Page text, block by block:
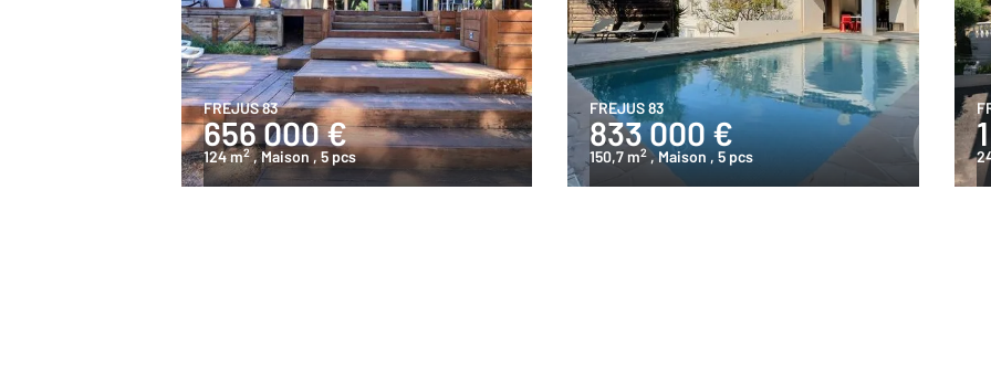
FREJUS 83
656 000 €
124 m2 , Maison , 5 pcs
FREJUS 83
833 000 €
150,7 m2 , Maison , 5 pcs